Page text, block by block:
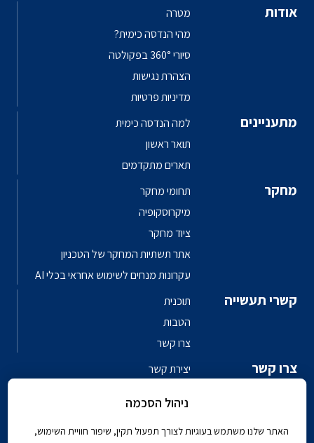
אודות
מטרה
מהי הנדסה כימית?
סיורי 360° בפקולטה
הצהרת נגישות
מדיניות פרטיות
מתעניינים
למה הנדסה כימית
תואר ראשון
תארים מתקדמים
מחקר
תחומי מחקר
מיקרוסקופיה
ציוד מחקר
אתר תשתיות המחקר של הטכניון
עקרונות מנחים לשימוש אחראי בכלי AI
קשרי תעשייה
תוכנית
הטבות
צרו קשר
צרו קשר
יצירת קשר
ספר טלפונים פקולטי
ניהול הסכמה
האתר שלנו משתמש בעוגיות לצורך תפעול תקין, שיפור חוויית השימוש,